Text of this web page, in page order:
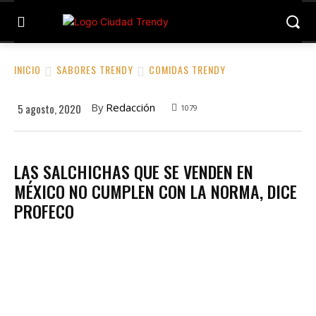
INICIO SABORES TRENDY COMIDAS TRENDY
5 agosto, 2020 By Redacción 1079
LAS SALCHICHAS QUE SE VENDEN EN
MÉXICO NO CUMPLEN CON LA NORMA, DICE
PROFECO